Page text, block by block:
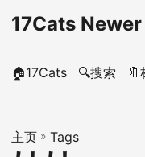
17Cats Newer
🏠17Cats 🔍搜索
主页 » Tags